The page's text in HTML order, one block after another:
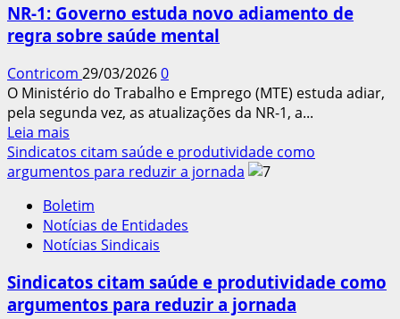
uso
de
no
ambiente
de
trabalho
NR-1: Governo estuda novo adiamento de
regra sobre saúde mental
Contricom 29/03/20260
O Ministério do Trabalho e Emprego (MTE) estuda adiar,
pela segunda vez, as atualizações da NR-1, a...
Leia mais
mais
sobre
1:
Governo
estuda
adiamento
de
Sindicatos citam saúde e produtividade como
argumentos para reduzir a jornada
Boletim
Notícias de Entidades
Notícias Sindicais
Sindicatos citam saúde e produtividade como
argumentos para reduzir a jornada